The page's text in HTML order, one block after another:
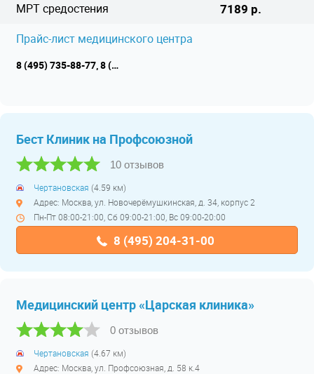
МРТ средостения 7189 р.
Прайс-лист медицинского центра
8 (495) 735-88-77, 8 (495) 134-25-26
Бест Клиник на Профсоюзной
10 отзывов
Чертановская (4.59 км)
Адрес: Москва, ул. Новочерёмушкинская, д. 34, корпус 2
Пн-Пт 08:00-21:00, Сб 09:00-21:00, Вс 09:00-20:00
8 (495) 204-31-00
Медицинский центр «Царская клиника»
0 отзывов
Чертановская (4.67 км)
Адрес: Москва, ул. Профсоюзная, д. 58 к.4